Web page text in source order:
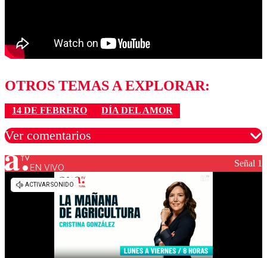
OTROS TEMAS A EXPLORAR:
14 DE FEBRERO DÍA DEL AMOR
Ver comentarios
Los comentarios son moderados para garantizar un
diálogo respetuoso.
EN VIVO Señal 1